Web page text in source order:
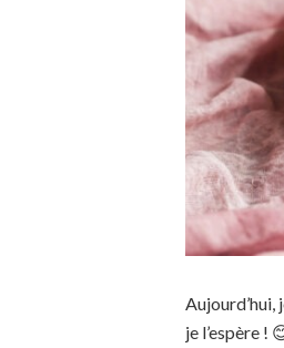
je l’espère !